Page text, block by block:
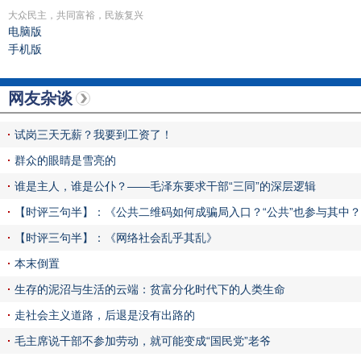
大众民主，共同富裕，民族复兴
电脑版
手机版
网友杂谈
试岗三天无薪？我要到工资了！
群众的眼睛是雪亮的
谁是主人，谁是公仆？——毛泽东要求干部“三同”的深层逻辑
【时评三句半】：《公共二维码如何成骗局入口？“公共”也参与其中
【时评三句半】：《网络社会乱乎其乱》
本末倒置
生存的泥沼与生活的云端：贫富分化时代下的人类生命
走社会主义道路，后退是没有出路的
毛主席说干部不参加劳动，就可能变成“国民党”老爷